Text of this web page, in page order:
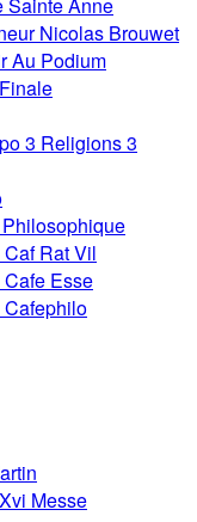
Sainte Anne
Nicolas Brouwet
Au Podium
3 Religions 3
Rat Vil
Esse
Messe